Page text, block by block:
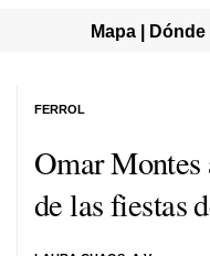
Mapa |
Omar
de las fiestas
FERROL